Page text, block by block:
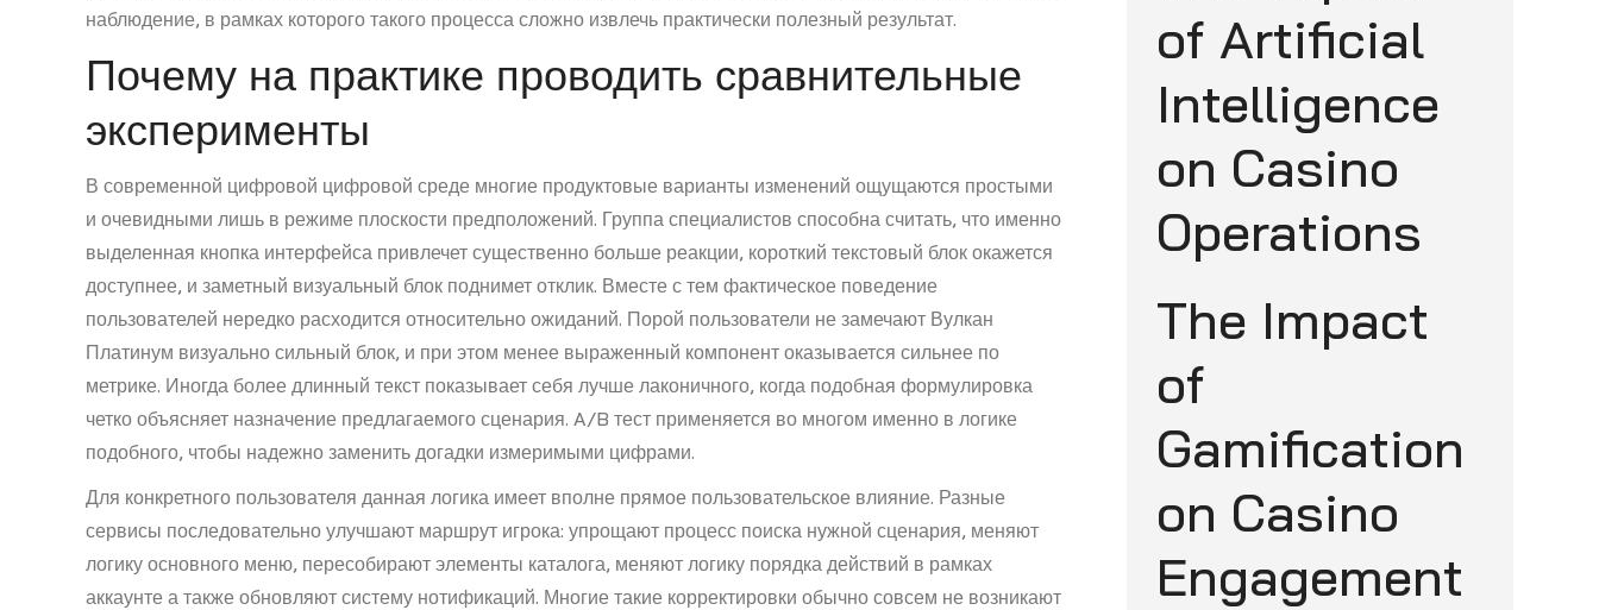
наблюдение, в рамках которого такого процесса сложно извлечь практически полезный результат.
Почему на практике проводить сравнительные
эксперименты
В современной цифровой цифровой среде многие продуктовые варианты изменений ощущаются простыми
и очевидными лишь в режиме плоскости предположений. Группа специалистов способна считать, что именно
выделенная кнопка интерфейса привлечет существенно больше реакции, короткий текстовый блок окажется
доступнее, и заметный визуальный блок поднимет отклик. Вместе с тем фактическое поведение
пользователей нередко расходится относительно ожиданий. Порой пользователи не замечают Вулкан
Платинум визуально сильный блок, и при этом менее выраженный компонент оказывается сильнее по
метрике. Иногда более длинный текст показывает себя лучше лаконичного, когда подобная формулировка
четко объясняет назначение предлагаемого сценария. A/B тест применяется во многом именно в логике
подобного, чтобы надежно заменить догадки измеримыми цифрами.
Для конкретного пользователя данная логика имеет вполне прямое пользовательское влияние. Разные
сервисы последовательно улучшают маршрут игрока: упрощают процесс поиска нужной сценария, меняют
логику основного меню, пересобирают элементы каталога, меняют логику порядка действий в рамках
аккаунте а также обновляют систему нотификаций. Многие такие корректировки обычно совсем не возникают
of Artificial
Intelligence
on Casino
Operations
The Impact
of
Gamification
on Casino
Engagement